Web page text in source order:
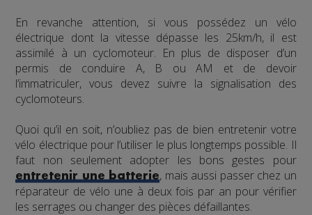
En revanche attention, si vous possédez un vélo
électrique dont la vitesse dépasse les 25km/h, il est
assimilé à un cyclomoteur. En plus de disposer d’un
permis de conduire A, B ou AM et de devoir
l’immatriculer, vous devez suivre la signalisation des
cyclomoteurs.
Quoi qu’il en soit, n’oubliez pas de bien entretenir votre
vélo électrique pour l’utiliser le plus longtemps possible. Il
faut non seulement adopter les bons gestes pour
entretenir une batterie, mais aussi passer chez un
réparateur de vélo une à deux fois par an pour vérifier
les serrages ou changer des pièces défaillantes.